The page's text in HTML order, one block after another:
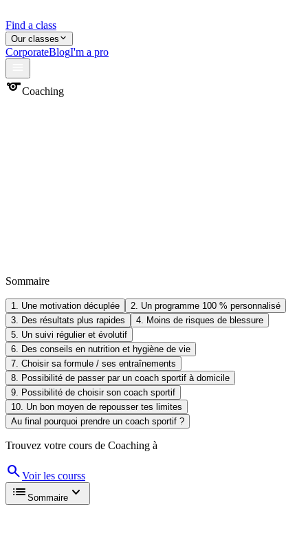
Find a class
Our classes
CorporateBlogI'm a pro
sportsCoaching
Sommaire
1. Une motivation décuplée
2. Un programme 100 % personnalisé
3. Des résultats plus rapides
4. Moins de risques de blessure
5. Un suivi régulier et évolutif
6. Des conseils en nutrition et hygiène de vie
7. Choisir sa formule / ses entraînements
8. Possibilité de passer par un coach sportif à domicile
9. Possibilité de choisir son coach sportif
10. Un bon moyen de repousser tes limites
Au final pourquoi prendre un coach sportif ?
Trouvez votre cours de Coaching à
searchVoir les courss
list Sommaire expand_more